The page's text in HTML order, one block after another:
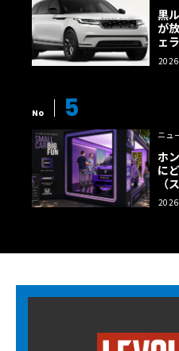
黒
が
ェ
ト
No 5
ニュ
ホ
に
（
ツ